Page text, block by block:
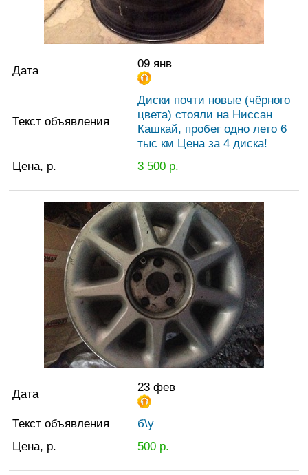
Дата 09 янв
Текст объявления
Диски почти новые (чёрного
цвета) стояли на Ниссан
Кашкай, пробег одно лето 6
тыс км Цена за 4 диска!
Цена, р.
3 500р.
Дата 23 фев
Текст объявления
б\у
Цена, р.
500р.